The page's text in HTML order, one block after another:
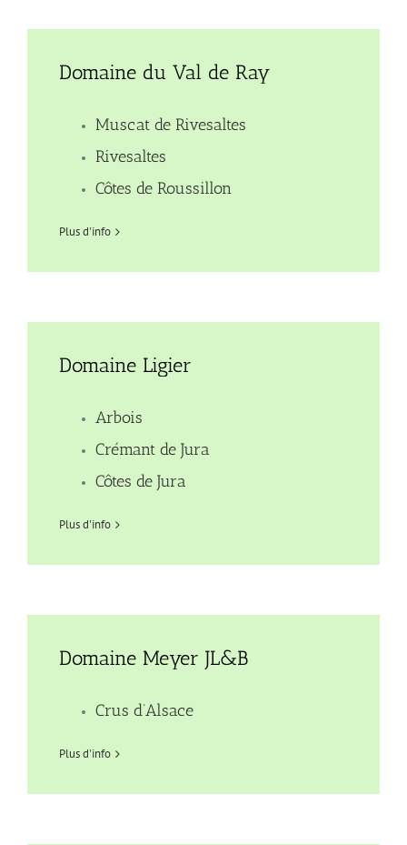
Domaine du Val de Ray
Muscat de Rivesaltes
Rivesaltes
Côtes de Roussillon
Plus d'info
Domaine Ligier
Arbois
Crémant de Jura
Côtes de Jura
Plus d'info
Domaine Meyer JL&B
Crus d’Alsace
Plus d'info